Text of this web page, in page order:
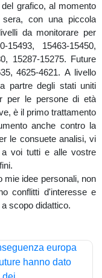
grafico, al momento
con una piccola
da monitorare per
15463-15450,
15287-15275. Future
4625-4621. A livello
partre degli stati uniti
per le persone di età
è il primo trattamento
anche contro la
a voi tutti e alle vostre
mie idee personali, non
conflitti d'interesse e
scopo didattico.